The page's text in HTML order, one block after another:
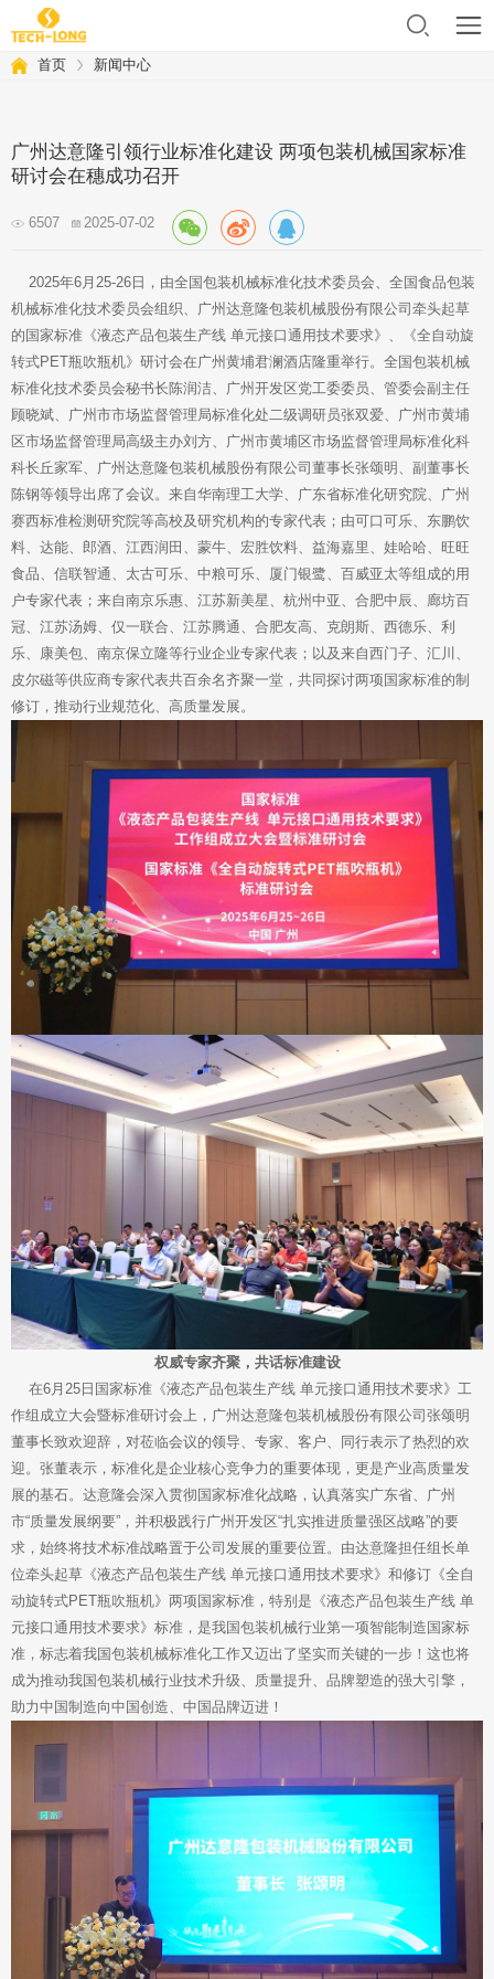
首页 新闻中心
广州达意隆引领行业标准化建设 两项包装机械国家标准
研讨会在穗成功召开
6507 2025-07-02
2025年6月25-26日，由全国包装机械标准化技术委员会、全国食品包装
机械标准化技术委员会组织、广州达意隆包装机械股份有限公司牵头起草
的国家标准《液态产品包装生产线 单元接口通用技术要求》、《全自动旋
转式PET瓶吹瓶机》研讨会在广州黄埔君澜酒店隆重举行。全国包装机械
标准化技术委员会秘书长陈润洁、广州开发区党工委委员、管委会副主任
顾晓斌、广州市市场监督管理局标准化处二级调研员张双爱、广州市黄埔
区市场监督管理局高级主办刘方、广州市黄埔区市场监督管理局标准化科
科长丘家军、广州达意隆包装机械股份有限公司董事长张颂明、副董事长
陈钢等领导出席了会议。来自华南理工大学、广东省标准化研究院、广州
赛西标准检测研究院等高校及研究机构的专家代表；由可口可乐、东鹏饮
料、达能、郎酒、江西润田、蒙牛、宏胜饮料、益海嘉里、娃哈哈、旺旺
食品、信联智通、太古可乐、中粮可乐、厦门银鹭、百威亚太等组成的用
户专家代表；来自南京乐惠、江苏新美星、杭州中亚、合肥中辰、廊坊百
冠、江苏汤姆、仅一联合、江苏腾通、合肥友高、克朗斯、西德乐、利
乐、康美包、南京保立隆等行业企业专家代表；以及来自西门子、汇川、
皮尔磁等供应商专家代表共百余名齐聚一堂，共同探讨两项国家标准的制
修订，推动行业规范化、高质量发展。
权威专家齐聚，共话标准建设
在6月25日国家标准《液态产品包装生产线 单元接口通用技术要求》工
作组成立大会暨标准研讨会上，广州达意隆包装机械股份有限公司张颂明
董事长致欢迎辞，对莅临会议的领导、专家、客户、同行表示了热烈的欢
迎。张董表示，标准化是企业核心竞争力的重要体现，更是产业高质量发
展的基石。达意隆会深入贯彻国家标准化战略，认真落实广东省、广州
市“质量发展纲要”，并积极践行广州开发区“扎实推进质量强区战略”的要
求，始终将技术标准战略置于公司发展的重要位置。由达意隆担任组长单
位牵头起草《液态产品包装生产线 单元接口通用技术要求》和修订《全自
动旋转式PET瓶吹瓶机》两项国家标准，特别是《液态产品包装生产线 单
元接口通用技术要求》标准，是我国包装机械行业第一项智能制造国家标
准，标志着我国包装机械标准化工作又迈出了坚实而关键的一步！这也将
成为推动我国包装机械行业技术升级、质量提升、品牌塑造的强大引擎，
助力中国制造向中国创造、中国品牌迈进！